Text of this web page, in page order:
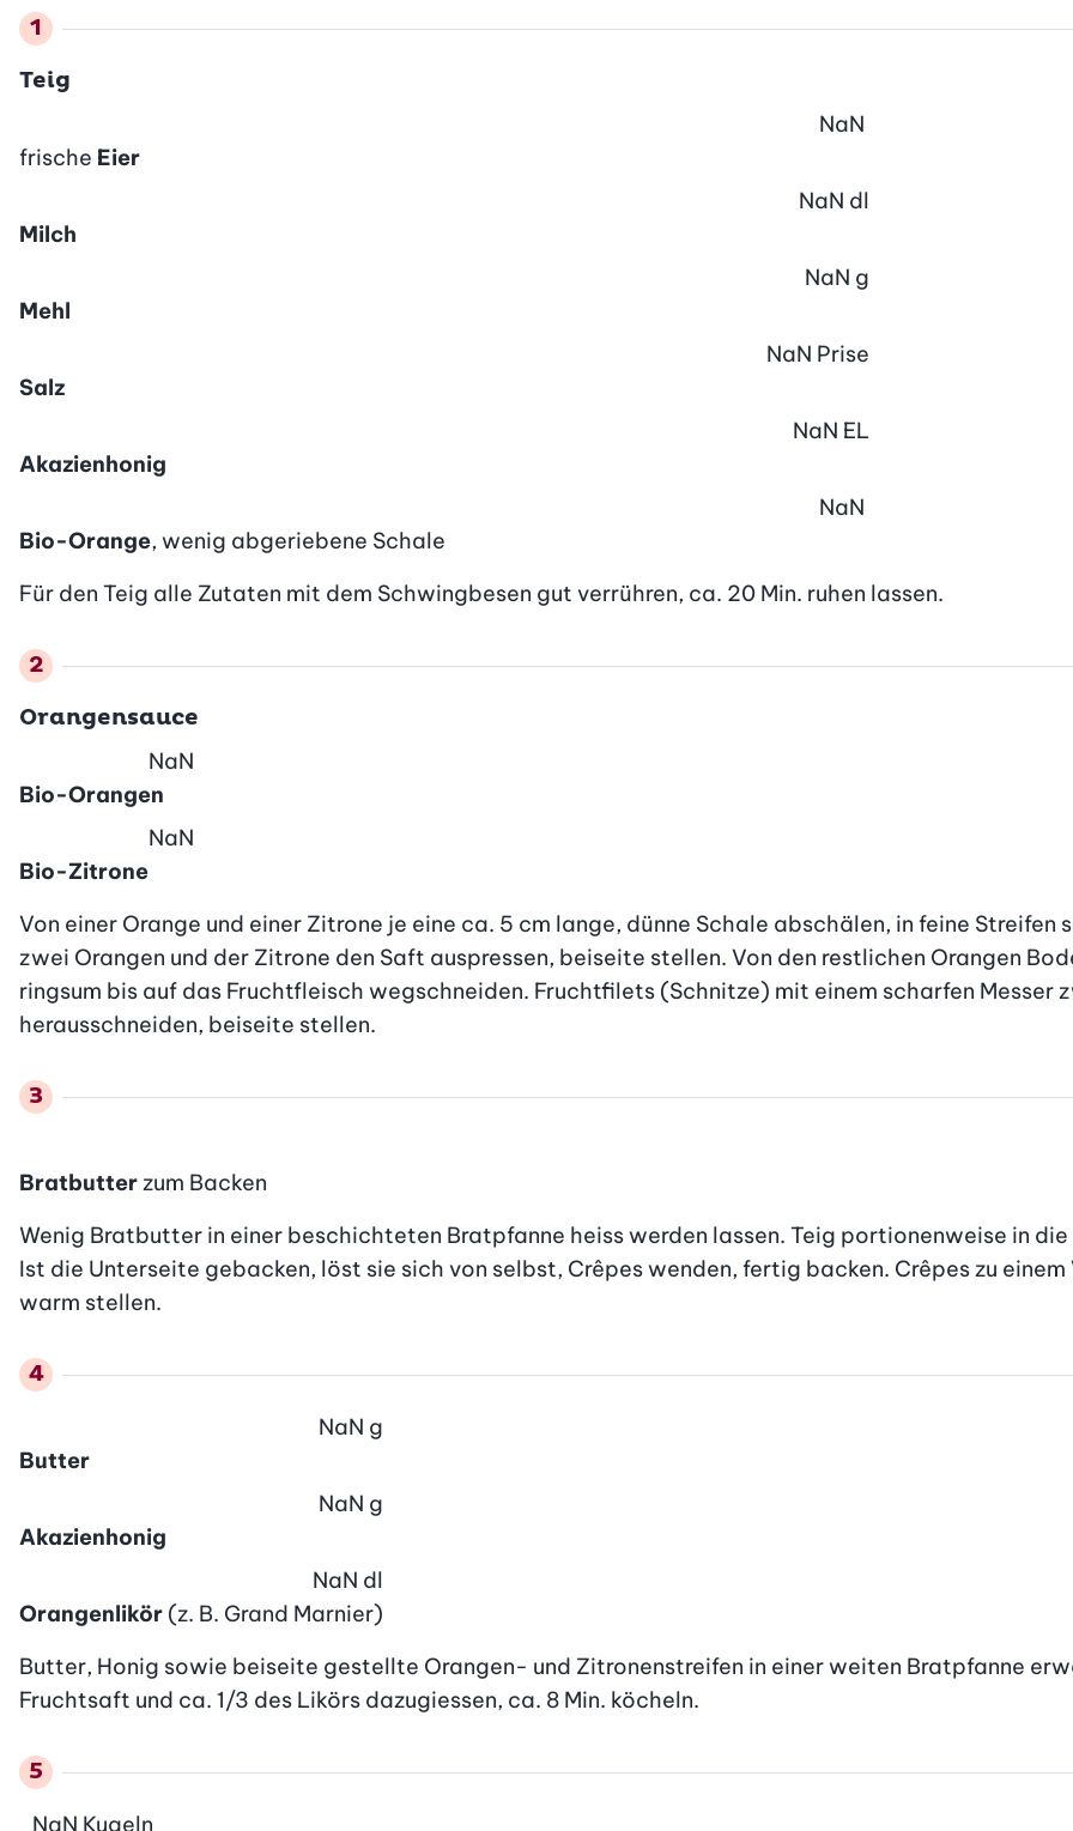
Teig
frische Eier
NaN
Milch
NaN dl
Mehl
NaN g
Salz
NaN Prise
Akazienhonig
NaN EL
Bio-Orange, wenig abgeriebene Schale
NaN
Für den Teig alle Zutaten mit dem Schwingbesen gut verrühren, ca. 20 Min. ruhen lassen.
Orangensauce
Bio-Orangen
NaN
Bio-Zitrone
NaN
Von einer Orange und einer Zitrone je eine ca. 5 cm lange, dünne Schale abschälen, in feine Streifen
zwei Orangen und der Zitrone den Saft auspressen, beiseite stellen. Von den restlichen Orangen
ringsum bis auf das Fruchtfleisch wegschneiden. Fruchtfilets (Schnitze) mit einem scharfen Messer
herausschneiden, beiseite stellen.
Bratbutterzum Backen
Wenig Bratbutter in einer beschichteten Bratpfanne heiss werden lassen. Teig portionenweise in die
Ist die Unterseite gebacken, löst sie sich von selbst, Crêpes wenden, fertig backen. Crêpes zu
warm stellen.
Butter
NaN g
Akazienhonig
NaN g
Orangenlikör (z. B. Grand Marnier)
NaN dl
Butter, Honig sowie beiseite gestellte Orangen- und Zitronenstreifen in einer weiten Bratpfanne
Fruchtsaft und ca. 1/3 des Likörs dazugiessen, ca. 8 Min. köcheln.
NaN Kugeln